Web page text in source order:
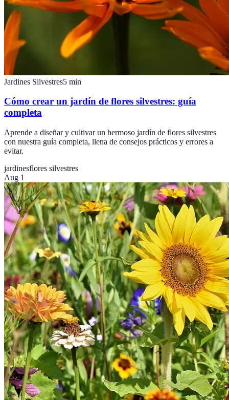
Jardines Silvestres5 min
Cómo crear un jardín de flores silvestres: guía
completa
Aprende a diseñar y cultivar un hermoso jardín de flores silvestres
con nuestra guía completa, llena de consejos prácticos y errores a
evitar.
jardinesflores silvestres
Aug 1